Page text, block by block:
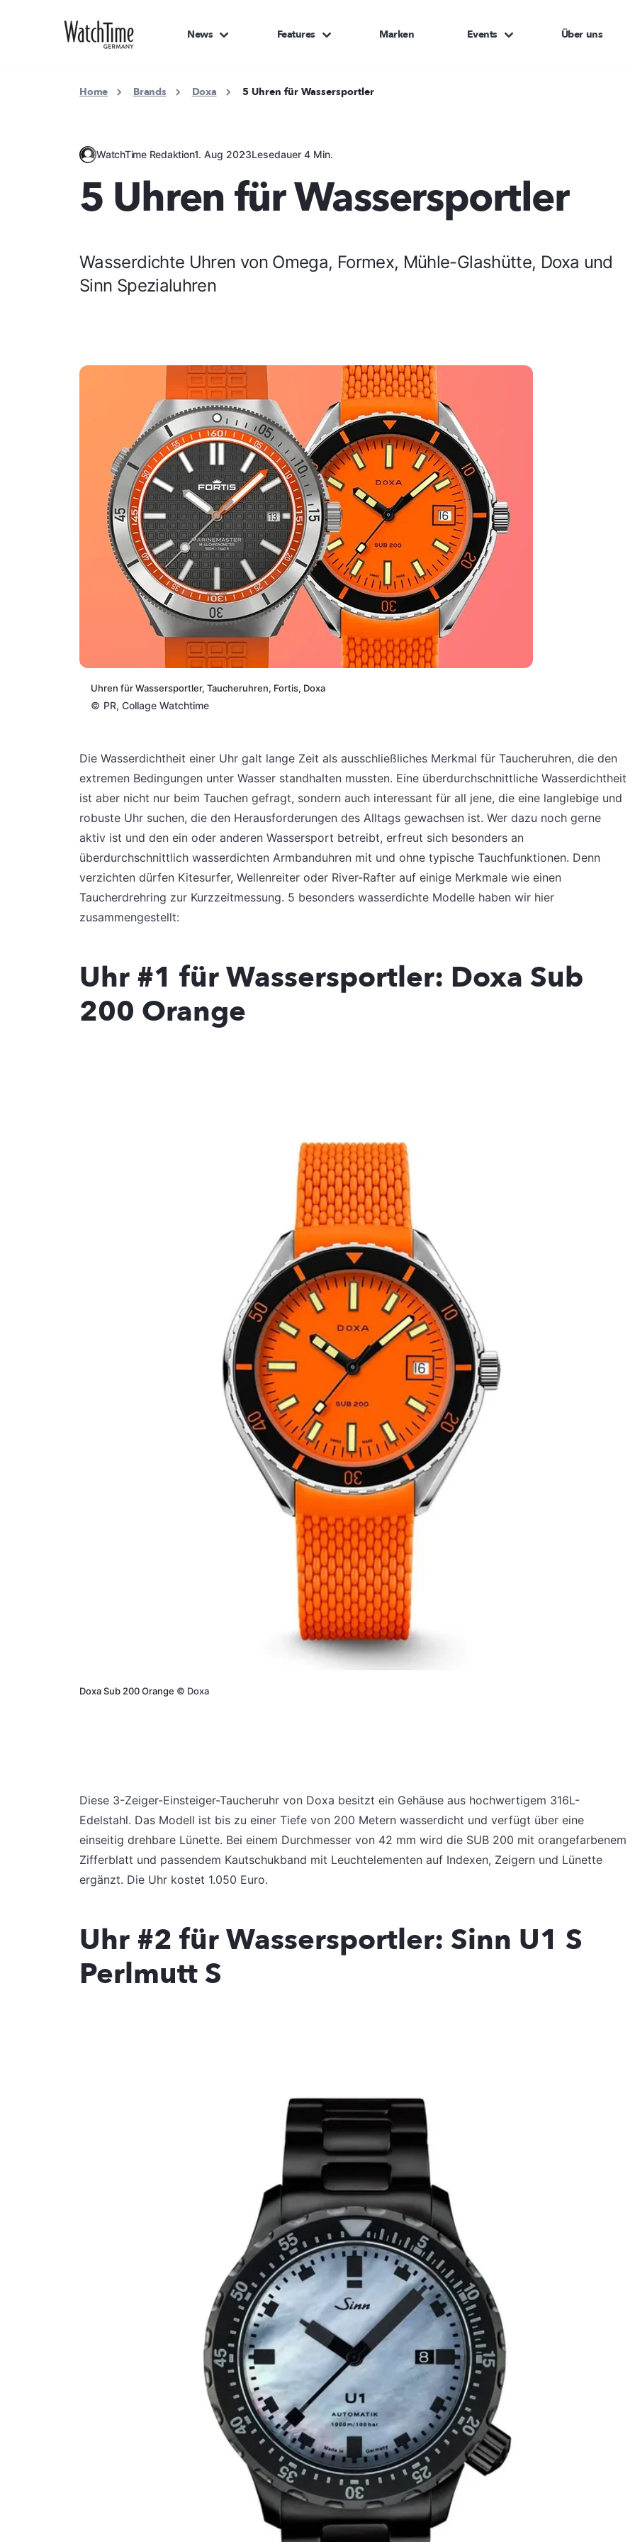
News Features Marken Events Über uns
Home Brands Doxa 5 Uhren für Wassersportler
WatchTime Redaktion1. Aug 2023Lesedauer 4 Min.
5 Uhren für Wassersportler
Wasserdichte Uhren von Omega, Formex, Mühle-Glashütte, Doxa und
Sinn Spezialuhren
Uhren für Wassersportler, Taucheruhren, Fortis, Doxa
© PR, Collage Watchtime
Die Wasserdichtheit einer Uhr galt lange Zeit als ausschließliches Merkmal für Taucheruhren, die den
extremen Bedingungen unter Wasser standhalten mussten. Eine überdurchschnittliche Wasserdichtheit
ist aber nicht nur beim Tauchen gefragt, sondern auch interessant für all jene, die eine langlebige und
robuste Uhr suchen, die den Herausforderungen des Alltags gewachsen ist. Wer dazu noch gerne
aktiv ist und den ein oder anderen Wassersport betreibt, erfreut sich besonders an
überdurchschnittlich wasserdichten Armbanduhren mit und ohne typische Tauchfunktionen. Denn
verzichten dürfen Kitesurfer, Wellenreiter oder River-Rafter auf einige Merkmale wie einen
Taucherdrehring zur Kurzzeitmessung. 5 besonders wasserdichte Modelle haben wir hier
zusammengestellt:
Uhr #1 für Wassersportler: Doxa Sub
200 Orange
Doxa Sub 200 Orange © Doxa
Diese 3-Zeiger-Einsteiger-Taucheruhr von Doxa besitzt ein Gehäuse aus hochwertigem 316L-
Edelstahl. Das Modell ist bis zu einer Tiefe von 200 Metern wasserdicht und verfügt über eine
einseitig drehbare Lünette. Bei einem Durchmesser von 42 mm wird die SUB 200 mit orangefarbenem
Zifferblatt und passendem Kautschukband mit Leuchtelementen auf Indexen, Zeigern und Lünette
ergänzt. Die Uhr kostet 1.050 Euro.
Uhr #2 für Wassersportler: Sinn U1 S
Perlmutt S